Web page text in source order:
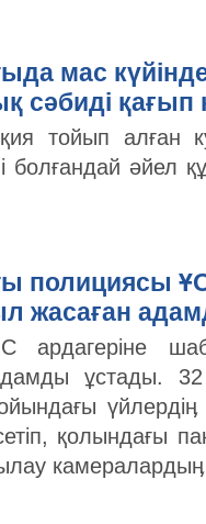
мас
сәбиді қағып
тойып алған
болғандай
полициясы
жасаған
ардагеріне
ұстады.
қолындағы
камералардыӊ